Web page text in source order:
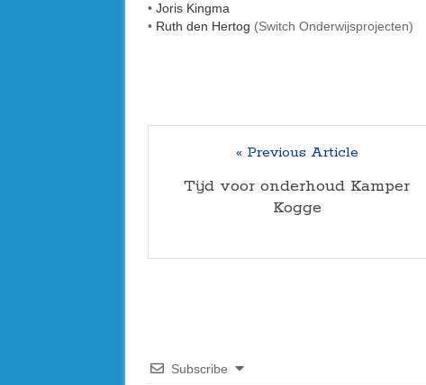
• Joris Kingma
• Ruth den Hertog (Switch Onderwijsprojecten)
« Previous Article
Tijd voor onderhoud Kamper
Kogge
Subscribe